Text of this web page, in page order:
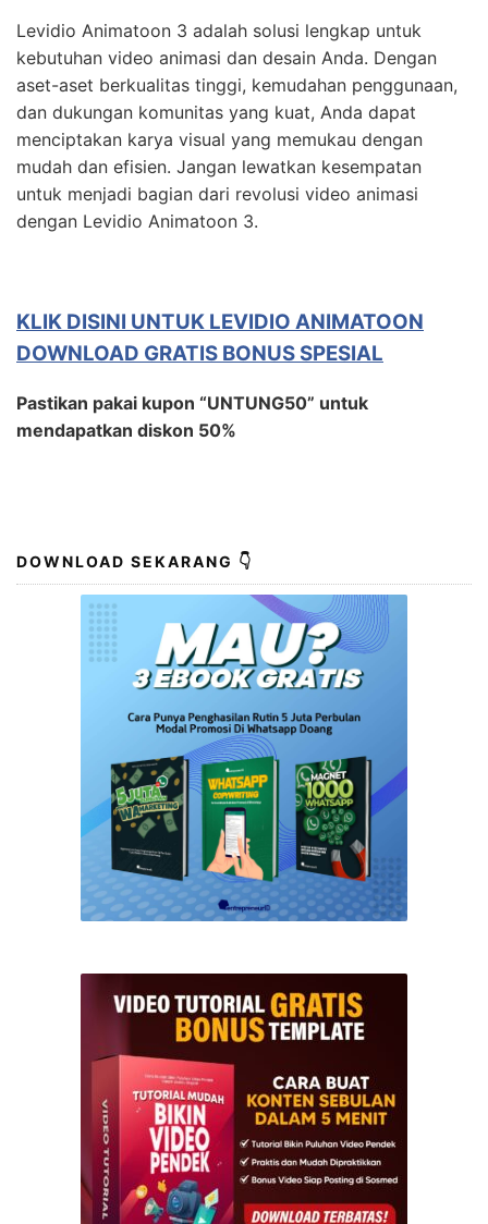
Levidio Animatoon 3 adalah solusi lengkap untuk
kebutuhan video animasi dan desain Anda. Dengan
aset-aset berkualitas tinggi, kemudahan penggunaan,
dan dukungan komunitas yang kuat, Anda dapat
menciptakan karya visual yang memukau dengan
mudah dan efisien. Jangan lewatkan kesempatan
untuk menjadi bagian dari revolusi video animasi
dengan Levidio Animatoon 3.
KLIK DISINI UNTUK LEVIDIO ANIMATOON
DOWNLOAD GRATIS BONUS SPESIAL
Pastikan pakai kupon “UNTUNG50” untuk
mendapatkan diskon 50%
DOWNLOAD SEKARANG 👇